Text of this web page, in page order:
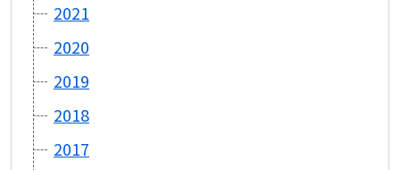
2021
2020
2019
2018
2017